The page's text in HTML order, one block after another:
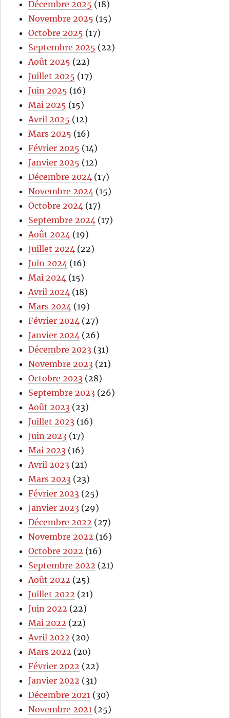
Décembre 2025 (18)
Novembre 2025 (15)
Octobre 2025 (17)
Septembre 2025 (22)
Août 2025 (22)
Juillet 2025 (17)
Juin 2025 (16)
Mai 2025 (15)
Avril 2025 (12)
Mars 2025 (16)
Février 2025 (14)
Janvier 2025 (12)
Décembre 2024 (17)
Novembre 2024 (15)
Octobre 2024 (17)
Septembre 2024 (17)
Août 2024 (19)
Juillet 2024 (22)
Juin 2024 (16)
Mai 2024 (15)
Avril 2024 (18)
Mars 2024 (19)
Février 2024 (27)
Janvier 2024 (26)
Décembre 2023 (31)
Novembre 2023 (21)
Octobre 2023 (28)
Septembre 2023 (26)
Août 2023 (23)
Juillet 2023 (16)
Juin 2023 (17)
Mai 2023 (16)
Avril 2023 (21)
Mars 2023 (23)
Février 2023 (25)
Janvier 2023 (29)
Décembre 2022 (27)
Novembre 2022 (16)
Octobre 2022 (16)
Septembre 2022 (21)
Août 2022 (25)
Juillet 2022 (21)
Juin 2022 (22)
Mai 2022 (22)
Avril 2022 (20)
Mars 2022 (20)
Février 2022 (22)
Janvier 2022 (31)
Décembre 2021 (30)
Novembre 2021 (25)